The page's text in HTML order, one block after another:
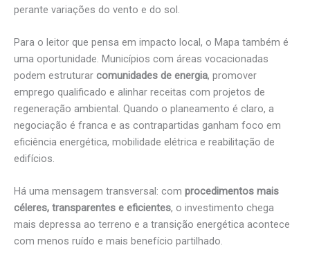
perante variações do vento e do sol.
Para o leitor que pensa em impacto local, o Mapa também é
uma oportunidade. Municípios com áreas vocacionadas
podem estruturar comunidades de energia, promover
emprego qualificado e alinhar receitas com projetos de
regeneração ambiental. Quando o planeamento é claro, a
negociação é franca e as contrapartidas ganham foco em
eficiência energética, mobilidade elétrica e reabilitação de
edifícios.
Há uma mensagem transversal: com procedimentos mais
céleres, transparentes e eficientes, o investimento chega
mais depressa ao terreno e a transição energética acontece
com menos ruído e mais benefício partilhado.